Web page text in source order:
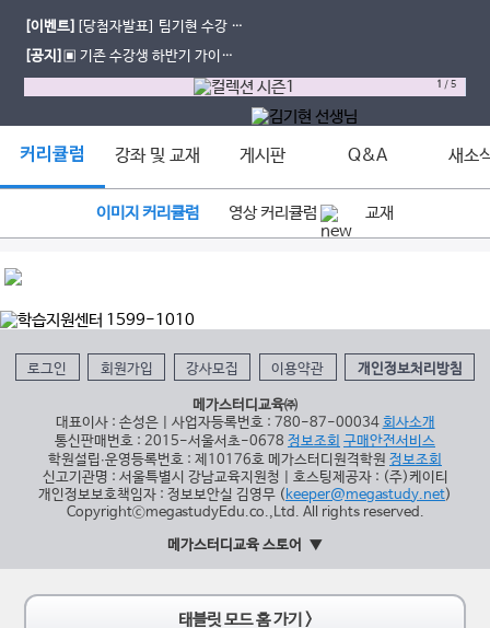
[이벤트] [당첨자발표] 팀기현 수강 후
기 이벤트
[공지]▣ 기존 수강생 하반기 가이드
(+월별 강좌 안내 & Q&A) ▣
1 /5
커리큘럼 강좌 및 교재 게시판 Q&A 새소
이미지 커리큘럼 영상 커리큘럼 교재
로그인 회원가입 강사모집 이용약관 개인정보처리방침
메가스터디교육㈜
대표이사 : 손성은 | 사업자등록번호 : 780-87-00034 회사소개
통신판매번호 : 2015-서울서초-0678 정보조회 구매안전서비스
학원설립∙운영등록번호 : 제10176호 메가스터디원격학원 정보조회
신고기관명 : 서울특별시 강남교육지원청 | 호스팅제공자 : (주)케이티
개인정보보호책임자 : 정보보안실 김영무 (keeper@megastudy.net)
CopyrightⓒmegastudyEdu.co.,Ltd. All rights reserved.
메가스터디교육 스토어
태블릿 모드 홈 가기 >